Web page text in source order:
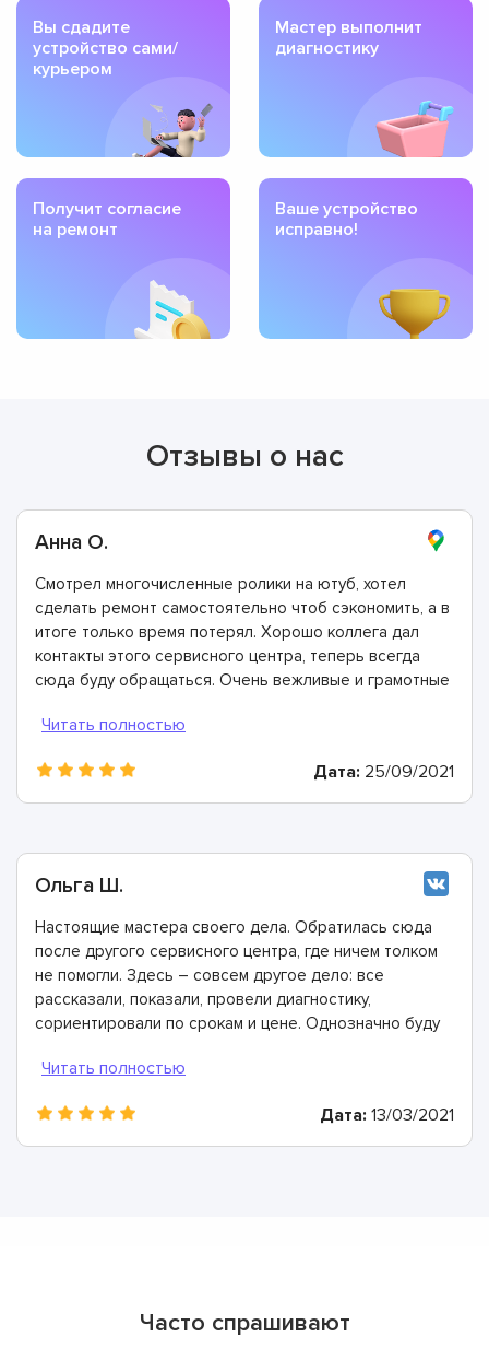
Вы сдадите
устройство сами/
курьером
Мастер выполнит
диагностику
Получит согласие
на ремонт
Ваше устройство
исправно!
Отзывы о нас
Анна О.
Смотрел многочисленные ролики на ютуб, хотел
сделать ремонт самостоятельно чтоб сэкономить, а в
итоге только время потерял. Хорошо коллега дал
контакты этого сервисного центра, теперь всегда
сюда буду обращаться. Очень вежливые и грамотные
гарантию.
Дата: 25/09/2021
Ольга Ш.
Настоящие мастера своего дела. Обратилась сюда
после другого сервисного центра, где ничем толком
не помогли. Здесь – совсем другое дело: все
рассказали, показали, провели диагностику,
сориентировали по срокам и цене. Однозначно буду
Дата: 13/03/2021
Часто спрашивают